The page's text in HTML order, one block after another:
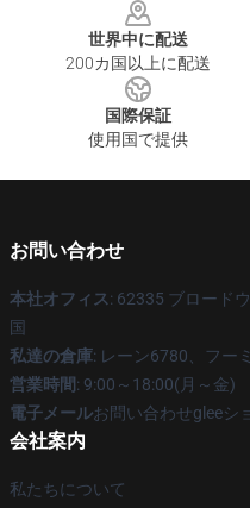
世界中に配送
200カ国以上に配送
国際保証
使用国で提供
お問い合わせ
本社オフィス: 62335 ブロード
国
私達の倉庫: レーン6780、フー
営業時間: 9:00～18:00(月～金)
電子メールお問い合わせgleeシ
会社案内
私たちについて